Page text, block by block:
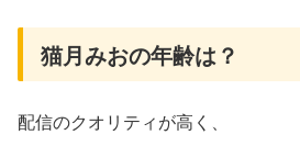
猫月みおの年齢は？
配信のクオリティが高く、